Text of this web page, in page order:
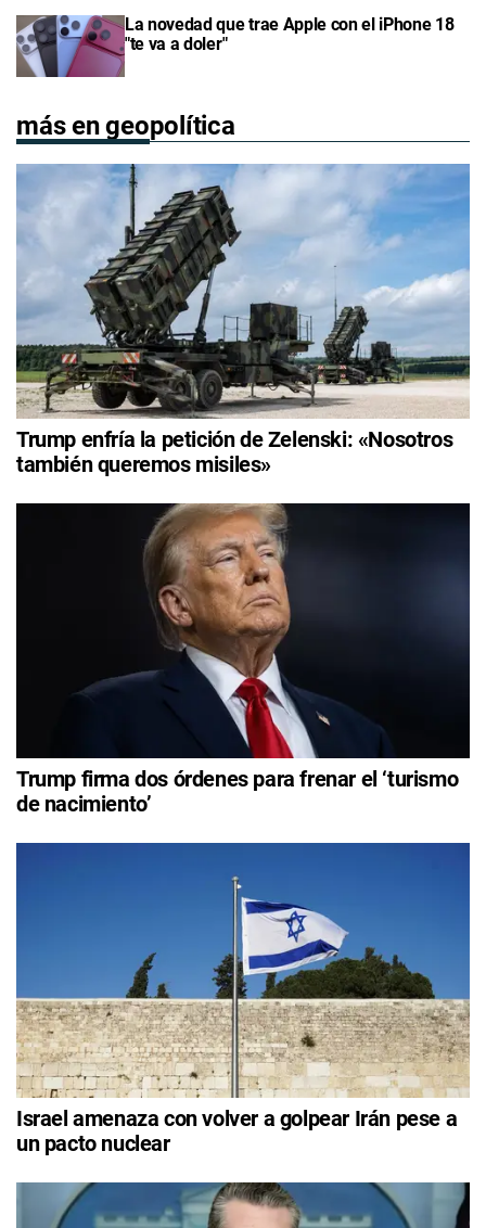
La novedad que trae Apple con el iPhone 18
"te va a doler"
más en geopolítica
Trump enfría la petición de Zelenski: «Nosotros
también queremos misiles»
Trump firma dos órdenes para frenar el ‘turismo
de nacimiento’
Israel amenaza con volver a golpear Irán pese a
un pacto nuclear